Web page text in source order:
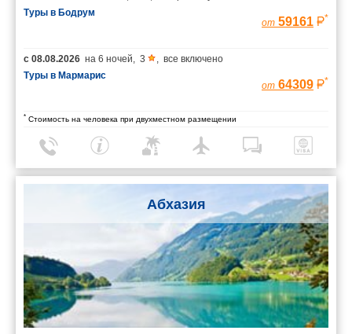
Туры в Бодрум
от 59161 *
с 08.08.2026 на 6 ночей, 3 , все включено
Туры в Мармарис
от 64309 *
* Стоимость на человека при двухместном размещении
Абхазия